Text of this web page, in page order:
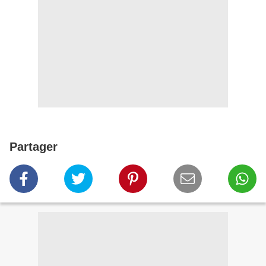
Partager